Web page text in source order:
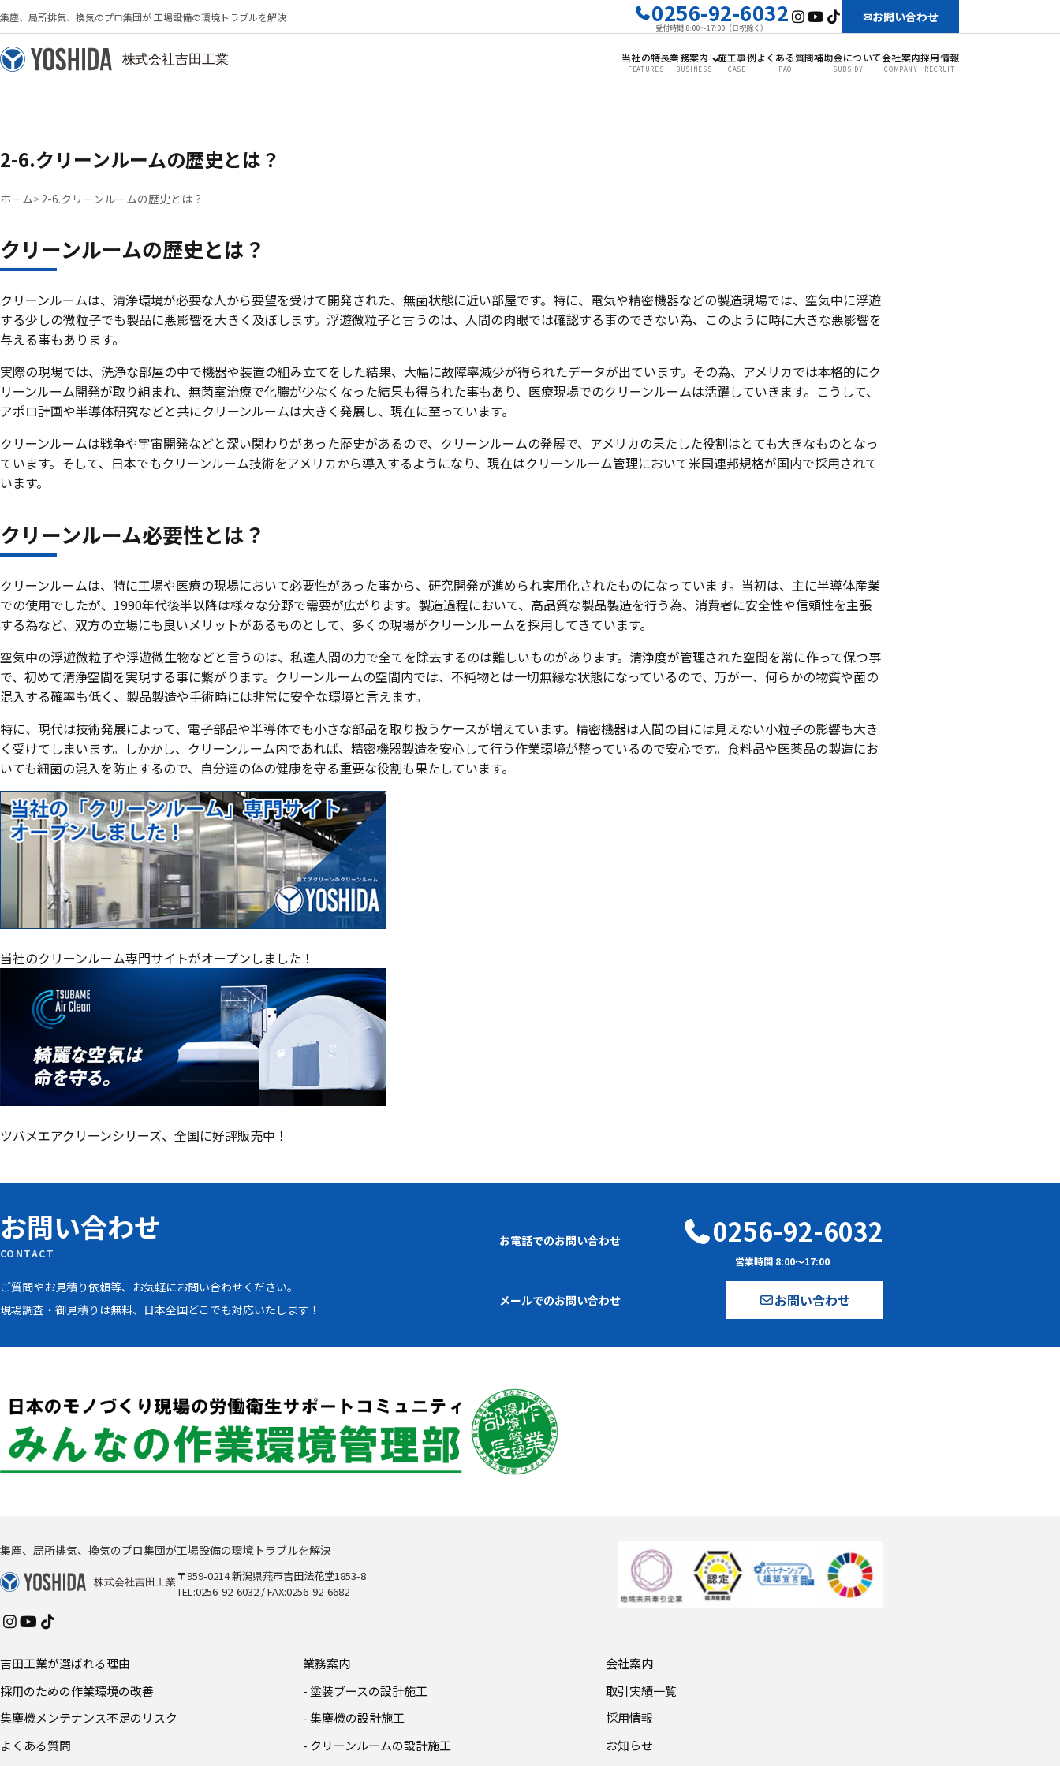
集塵、局所排気、換気のプロ集団が 工場設備の環境トラブルを解決 0256-92-6032
受付時間 8:00〜17:00（日祝除く）
お問い合わせ
当社の特長
FEATURES
業務案内
BUSINESS
施工事例
CASE
よくある質問
FAQ
補助金について
SUBSIDY
会社案内
COMPANY
採用情報
RECRUIT
2-6.クリーンルームの歴史とは？
ホーム 2-6.クリーンルームの歴史とは？
クリーンルームの歴史とは？
クリーンルームは、清浄環境が必要な人から要望を受けて開発された、無菌状態に近い部屋です。特に、電気や精密機器などの製造現場では、空気中に浮遊
する少しの微粒子でも製品に悪影響を大きく及ぼします。浮遊微粒子と言うのは、人間の肉眼では確認する事のできない為、このように時に大きな悪影響を
与える事もあります。
実際の現場では、洗浄な部屋の中で機器や装置の組み立てをした結果、大幅に故障率減少が得られたデータが出ています。その為、アメリカでは本格的にク
リーンルーム開発が取り組まれ、無菌室治療で化膿が少なくなった結果も得られた事もあり、医療現場でのクリーンルームは活躍していきます。こうして、
アポロ計画や半導体研究などと共にクリーンルームは大きく発展し、現在に至っています。
クリーンルームは戦争や宇宙開発などと深い関わりがあった歴史があるので、クリーンルームの発展で、アメリカの果たした役割はとても大きなものとなっ
ています。そして、日本でもクリーンルーム技術をアメリカから導入するようになり、現在はクリーンルーム管理において米国連邦規格が国内で採用されて
います。
クリーンルーム必要性とは？
クリーンルームは、特に工場や医療の現場において必要性があった事から、研究開発が進められ実用化されたものになっています。当初は、主に半導体産業
での使用でしたが、1990年代後半以降は様々な分野で需要が広がります。製造過程において、高品質な製品製造を行う為、消費者に安全性や信頼性を主張
する為など、双方の立場にも良いメリットがあるものとして、多くの現場がクリーンルームを採用してきています。
空気中の浮遊微粒子や浮遊微生物などと言うのは、私達人間の力で全てを除去するのは難しいものがあります。清浄度が管理された空間を常に作って保つ事
で、初めて清浄空間を実現する事に繋がります。クリーンルームの空間内では、不純物とは一切無縁な状態になっているので、万が一、何らかの物質や菌の
混入する確率も低く、製品製造や手術時には非常に安全な環境と言えます。
特に、現代は技術発展によって、電子部品や半導体でも小さな部品を取り扱うケースが増えています。精密機器は人間の目には見えない小粒子の影響も大き
く受けてしまいます。しかかし、クリーンルーム内であれば、精密機器製造を安心して行う作業環境が整っているので安心です。食料品や医薬品の製造にお
いても細菌の混入を防止するので、自分達の体の健康を守る重要な役割も果たしています。
当社のクリーンルーム専門サイトがオープンしました！
ツバメエアクリーンシリーズ、全国に好評販売中！
お問い合わせ
CONTACT
ご質問やお見積り依頼等、お気軽にお問い合わせください。
現場調査・御見積りは無料、日本全国どこでも対応いたします！
お電話でのお問い合わせ 0256-92-6032
営業時間 8:00〜17:00
メールでのお問い合わせ お問い合わせ
集塵、局所排気、換気のプロ集団が工場設備の環境トラブルを解決
〒959-0214 新潟県燕市吉田法花堂1853-8
TEL:0256-92-6032 / FAX:0256-92-6682
吉田工業が選ばれる理由
採用のための作業環境の改善
集塵機メンテナンス不足のリスク
よくある質問
業務案内
- 塗装ブースの設計施工
- 集塵機の設計施工
- クリーンルームの設計施工
会社案内
取引実績一覧
採用情報
お知らせ